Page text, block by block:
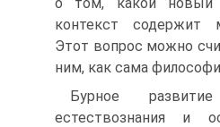
контекст содержит
Этот вопрос можно
ним, как сама
Бурное
естествознания и